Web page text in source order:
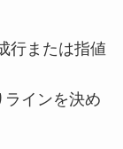
行または指値
インを決め